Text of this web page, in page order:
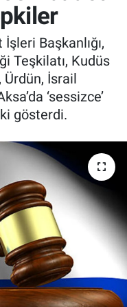
İşleri Başkanlığı,
Teşkilatı, Kudüs
Ürdün, İsrail
‘sessizce’
gösterdi.